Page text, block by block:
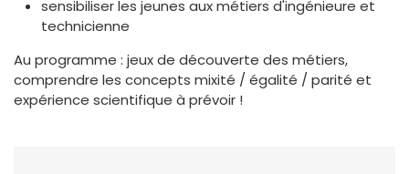
sensibiliser les jeunes aux métiers d'ingénieure et
technicienne
Au programme : jeux de découverte des métiers,
comprendre les concepts mixité / égalité / parité et
expérience scientifique à prévoir !